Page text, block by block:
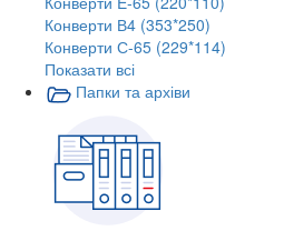
Конверти В4 (353*250)
Конверти С-65 (229*114)
Показати всі
Папки та архіви